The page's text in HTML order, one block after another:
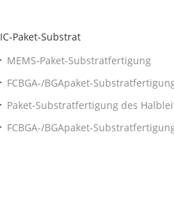
IC-Paket-Substrat
MEMS-Paket-Substratfertigung
FCBGA-/BGApaket-
Paket-Substratfertigung des
FCBGA-/BGApaket-